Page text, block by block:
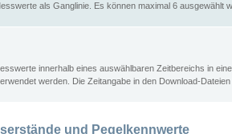
als Ganglinie. Es können maximal 6 ausgewählt
innerhalb eines auswählbaren Zeitbereichs in
werden. Die Zeitangabe in den Download-Dateien
und Pegelkennwerte